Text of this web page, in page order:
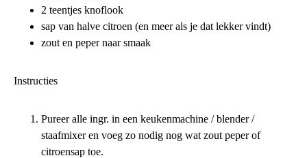
2 teentjes knoflook
sap van halve citroen (en meer als je dat lekker vindt)
zout en peper naar smaak
Instructies
Pureer alle ingr. in een keukenmachine / blender /
staafmixer en voeg zo nodig nog wat zout peper of
citroensap toe.